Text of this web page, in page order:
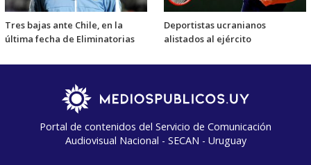
Tres bajas ante Chile, en la
última fecha de Eliminatorias
Deportistas ucranianos
alistados al ejército
Portal de contenidos del Servicio de Comunicación
Audiovisual Nacional - SECAN - Uruguay